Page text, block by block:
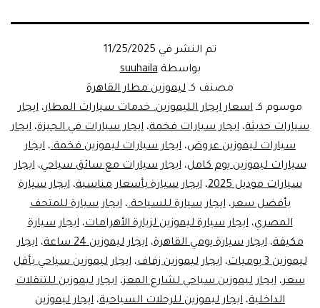
تم النشر في 11/25/2025
بواسطةsuuhaila
مصنف كـ ليموزين مطار القاهرة
موسوم كـ اسعار ايجار الليموزين. خدمات سيارات المطار، ايجار
سيارات حديثة، ايجار سيارات فخمة، ايجار سيارات في الجيزة، ايجار
سيارات ليموزين عروض، ايجار سيارات ليموزين فخمة.، ايجار
سيارات ليموزين يوم كامل،ايجار سيارات مع سائق سياحي،ايجار
سيارات موديل 2025
،ايجار سيارة بأسعار مناسبة،ايجار سيارة
بأفضل سعر،ايجار سيارة للسياحة.،ايجار سيارة للمتحف
المصري،ايجار سيارة ليموزين لزيارة الأهرامات،ايجار سيارة
مكيفة،ايجار سيارة يومي القاهرة،ايجار ليموزين 24 ساعة ،ايجار
ليموزين 3 يوميات
،ايجار ليموزين زفاف،ايجار ليموزين سياحي بأقل
سعر،ايجار ليموزين سياحي لشارع المعز،ايجار ليموزين للتنقلات
الداخلية، ايجار ليموزين للرحلات السياحية، ايجار ليموزين